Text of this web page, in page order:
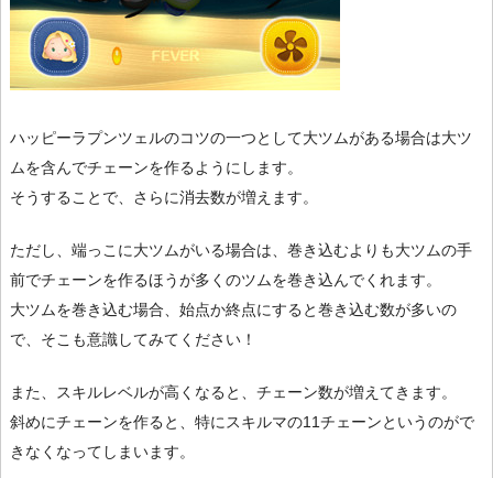
ハッピーラプンツェルのコツの一つとして大ツムがある場合は大ツ
ムを含んでチェーンを作るようにします。
そうすることで、さらに消去数が増えます。
ただし、端っこに大ツムがいる場合は、巻き込むよりも大ツムの手
前でチェーンを作るほうが多くのツムを巻き込んでくれます。
大ツムを巻き込む場合、始点か終点にすると巻き込む数が多いの
で、そこも意識してみてください！
また、スキルレベルが高くなると、チェーン数が増えてきます。
斜めにチェーンを作ると、特にスキルマの11チェーンというのがで
きなくなってしまいます。